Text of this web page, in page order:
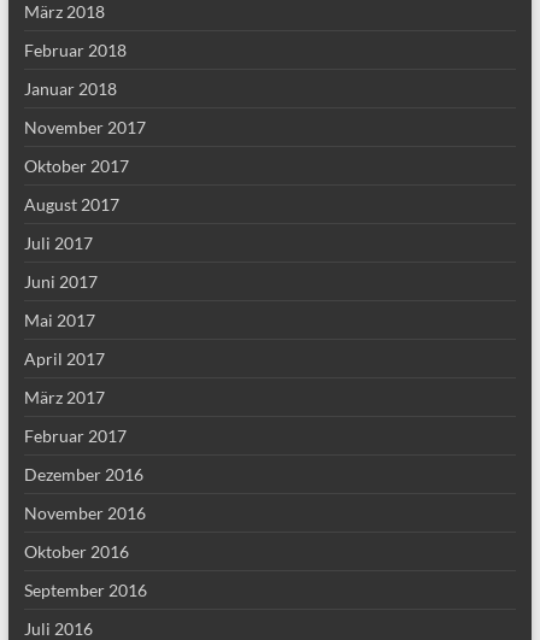
März 2018
Februar 2018
Januar 2018
November 2017
Oktober 2017
August 2017
Juli 2017
Juni 2017
Mai 2017
April 2017
März 2017
Februar 2017
Dezember 2016
November 2016
Oktober 2016
September 2016
Juli 2016